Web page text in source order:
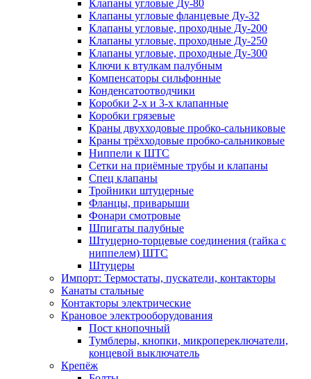
Клапаны угловые Ду-80
Клапаны угловые фланцевые Ду-32
Клапаны угловые, проходные Ду-200
Клапаны угловые, проходные Ду-250
Клапаны угловые, проходные Ду-300
Ключи к втулкам палубным
Компенсаторы сильфонные
Конденсатоотводчики
Коробки 2-х и 3-х клапанные
Коробки грязевые
Краны двухходовые пробко-сальниковые
Краны трёхходовые пробко-сальниковые
Ниппели к ШТС
Сетки на приёмные трубы и клапаны
Спец клапаны
Тройники штуцерные
Фланцы, приварыши
Фонари смотровые
Шпигаты палубные
Штуцерно-торцевые соединения (гайка с
ниппелем) ШТС
Штуцеры
Импорт: Термостаты, пускатели, контакторы
Канаты стальные
Контакторы электрические
Крановое электрооборудования
Пост кнопочный
Тумблеры, кнопки, микропереключатели,
концевой выключатель
Крепёж